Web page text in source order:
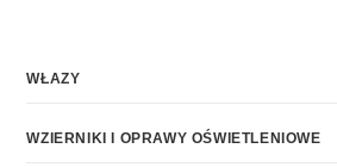
WŁAZY
WZIERNIKI I OPRAWY OŚWIETLENIOWE